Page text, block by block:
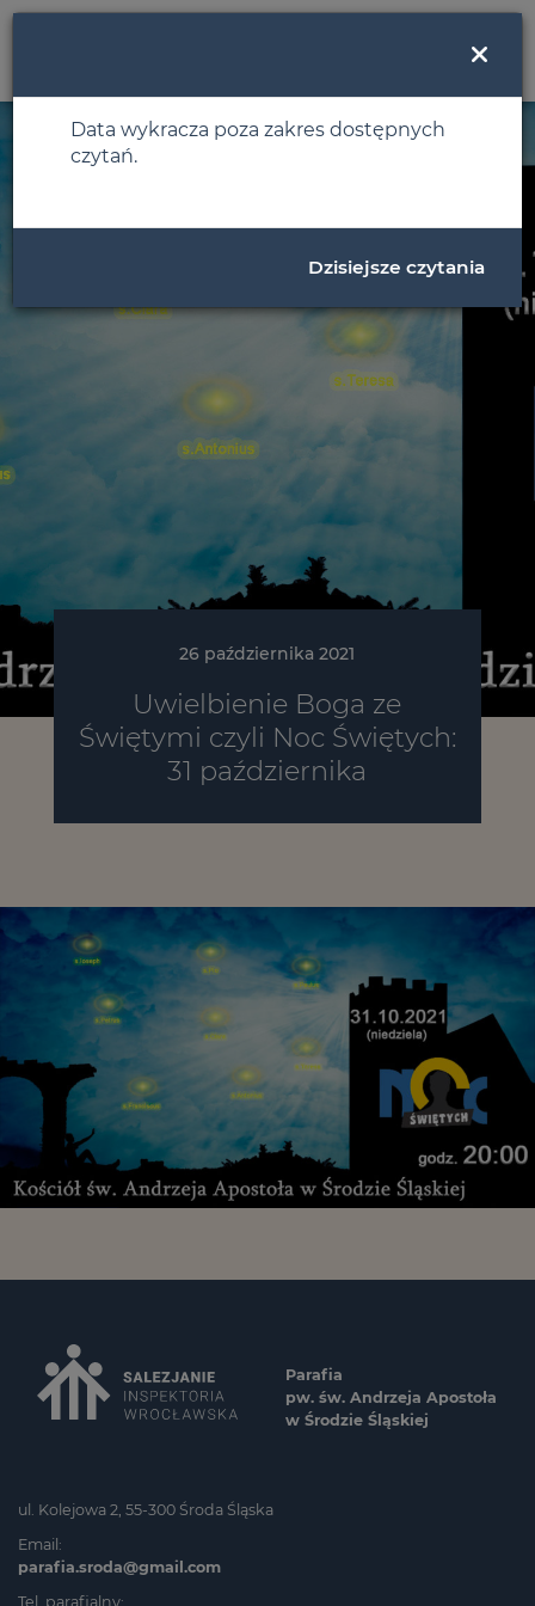
MENU
26 października 2021
Uwielbienie Boga ze
Świętymi czyli Noc Świętych:
31 października
Parafia
pw. św. Andrzeja Apostoła
w Środzie Śląskiej
ul. Kolejowa 2, 55-300 Środa Śląska
Email:
parafia.sroda@gmail.com
Tel. parafialny:
Data wykracza poza zakres dostępnych
czytań.
Dzisiejsze czytania